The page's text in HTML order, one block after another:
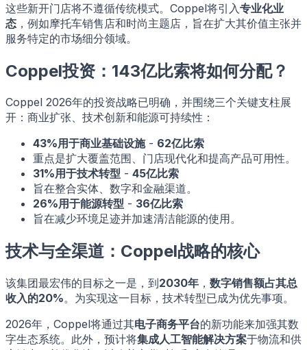
这些新开门店将不遵循传统模式。Coppel将引入专业化业
态 ，例如摩托车销售店和时尚主题店，旨在扩大其价值主张并
服务特定的市场细分领域。
Coppel投资：143亿比索将如何分配？
Coppel 2026年的投资战略已明确，并围绕三个关键支柱展
开：商业扩张、技术创新和能源可持续性：
43%用于商业基础设施- 62亿比索
重点是扩大覆盖范围、门店现代化和提高产品可用性。
31%用于技术转型 - 45亿比索
旨在整合实体、数字和金融渠道。
26%用于能源转型 - 36亿比索
旨在减少环境足迹并加速清洁能源的使用。
技术与全渠道：Coppel战略的核心
该集团最宏伟的目标之一是，到2030年 ， 数字销售额占其总
收入的20%。为实现这一目标，技术转型已成为优先事项。
2026年，Coppel将通过其电子商务平台的新功能来加强其数
字生态系统。此外，预计将集成人工智能解决方案于物流和供